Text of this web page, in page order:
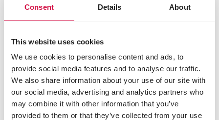
Consent Details About
This website uses cookies
We use cookies to personalise content and ads, to
provide social media features and to analyse our traffic.
We also share information about your use of our site with
our social media, advertising and analytics partners who
may combine it with other information that you’ve
provided to them or that they’ve collected from your use
wetenschappelijke basis en zijn onbetrouwbaar.
accuraat resultaat opleveren: de vorm van het ei
bekijken, een kuiken bij het nekvel pakken of een
kuiken ondersteboven houden. Deze laatste
methode is ronduit gevaarlijk: je kunt het beestje
ernstig pijn doen en het levert geen informatie op.
Uitsmijter